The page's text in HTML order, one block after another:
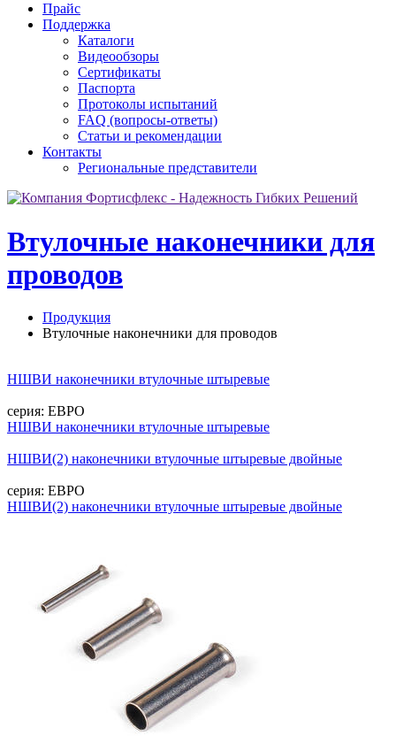
Прайс
Поддержка
Каталоги
Видеообзоры
Сертификаты
Паспорта
Протоколы испытаний
FAQ (вопросы-ответы)
Статьи и рекомендации
Контакты
Региональные представители
Втулочные наконечники для
проводов
Продукция
Втулочные наконечники для проводов
НШВИ наконечники втулочные штыревые
серия: ЕВРО
НШВИ наконечники втулочные штыревые
НШВИ(2) наконечники втулочные штыревые двойные
серия: ЕВРО
НШВИ(2) наконечники втулочные штыревые двойные